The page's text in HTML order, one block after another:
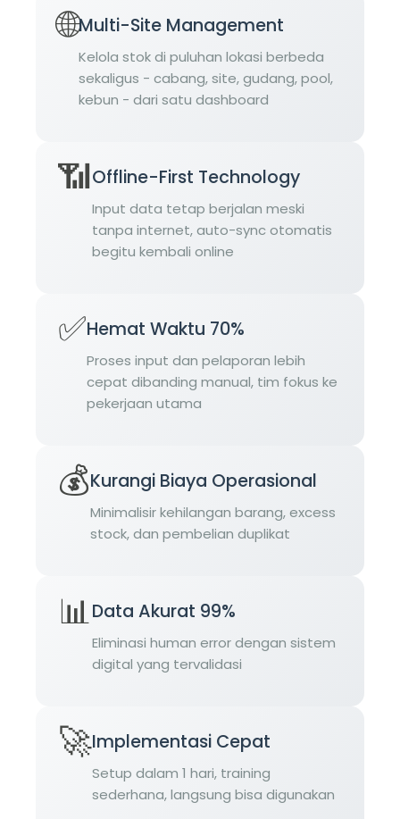
🌐Multi-Site Management
Kelola stok di puluhan lokasi berbeda
sekaligus - cabang, site, gudang, pool,
kebun - dari satu dashboard
📶Offline-First Technology
Input data tetap berjalan meski
tanpa internet, auto-sync otomatis
begitu kembali online
✅Hemat Waktu 70%
Proses input dan pelaporan lebih
cepat dibanding manual, tim fokus ke
pekerjaan utama
💰Kurangi Biaya Operasional
Minimalisir kehilangan barang, excess
stock, dan pembelian duplikat
📊Data Akurat 99%
Eliminasi human error dengan sistem
digital yang tervalidasi
🚀Implementasi Cepat
Setup dalam 1 hari, training
sederhana, langsung bisa digunakan